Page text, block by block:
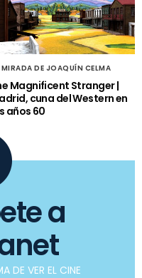
MIRADA DE JOAQUÍN CELMA
Magnificent Stranger |
cuna del Western en
años 60
a
DE VER EL CINE